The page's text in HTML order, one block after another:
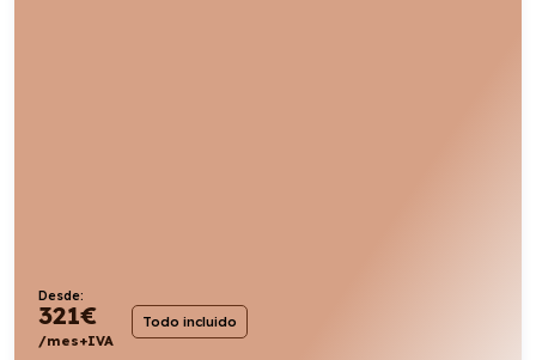
Desde:
321€
/mes+IVA
Todo incluido